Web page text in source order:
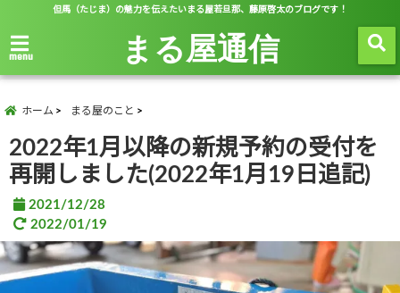
但馬（たじま）の魅力を伝えたいまる屋若旦那、藤原啓太のブログです！
menu まる屋通信
ホーム まる屋のこと
2022年1月以降の新規予約の受付を
再開しました(2022年1月19日追記)
2021/12/28
2022/01/19